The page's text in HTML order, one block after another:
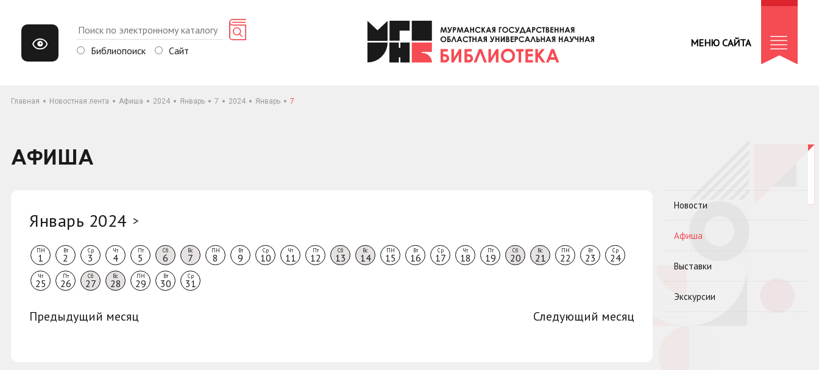
Библиопоиск Сайт
МЕНЮ САЙТА
Главная Новостная лента Афиша 2024 Январь 7 2024 Январь 7
АФИША
Январь 2024 >
ПН
1
Вт
2
Ср
3
Чт
4
Пт
5
Сб
6
Вс
7
ПН
8
Вт
9
Ср
10
Чт
11
Пт
12
Сб
13
Вс
14
ПН
15
Вт
16
Ср
17
Чт
18
Пт
19
Сб
20
Вс
21
ПН
22
Вт
23
Ср
24
Чт
25
Пт
26
Сб
27
Вс
28
ПН
29
Вт
30
Ср
31
Предыдущий месяц Следующий месяц
Новости
Афиша
Выставки
Экскурсии